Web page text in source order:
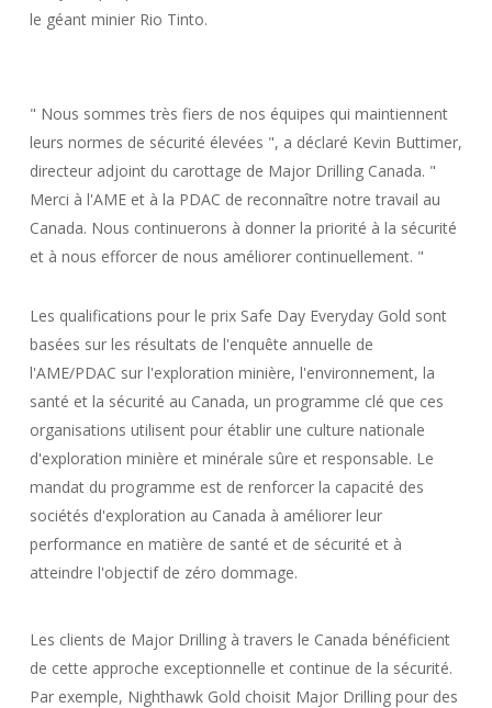
le géant minier Rio Tinto.
" Nous sommes très fiers de nos équipes qui maintiennent
leurs normes de sécurité élevées ", a déclaré Kevin Buttimer,
directeur adjoint du carottage de Major Drilling Canada. "
Merci à l'AME et à la PDAC de reconnaître notre travail au
Canada. Nous continuerons à donner la priorité à la sécurité
et à nous efforcer de nous améliorer continuellement. "
Les qualifications pour le prix Safe Day Everyday Gold sont
basées sur les résultats de l'enquête annuelle de
l'AME/PDAC sur l'exploration minière, l'environnement, la
santé et la sécurité au Canada, un programme clé que ces
organisations utilisent pour établir une culture nationale
d'exploration minière et minérale sûre et responsable. Le
mandat du programme est de renforcer la capacité des
sociétés d'exploration au Canada à améliorer leur
performance en matière de santé et de sécurité et à
atteindre l'objectif de zéro dommage.
Les clients de Major Drilling à travers le Canada bénéficient
de cette approche exceptionnelle et continue de la sécurité.
Par exemple, Nighthawk Gold choisit Major Drilling pour des